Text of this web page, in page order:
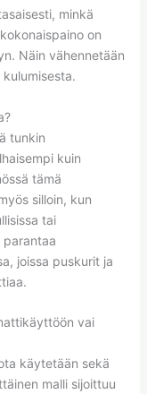
minkä
on
Näin vähennetään
tunkin
kuin
tämä
silloin, kun
tai
parantaa
joissa puskurit ja
vai
käytetään sekä
malli sijoittuu